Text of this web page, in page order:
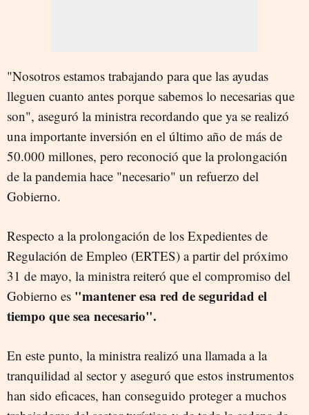
"Nosotros estamos trabajando para que las ayudas
lleguen cuanto antes porque sabemos lo necesarias que
son", aseguró la ministra recordando que ya se realizó
una importante inversión en el último año de más de
50.000 millones, pero reconoció que la prolongación
de la pandemia hace "necesario" un refuerzo del
Gobierno.
Respecto a la prolongación de los Expedientes de
Regulación de Empleo (ERTES) a partir del próximo
31 de mayo, la ministra reiteró que el compromiso del
Gobierno es "mantener esa red de seguridad el
tiempo que sea necesario".
En este punto, la ministra realizó una llamada a la
tranquilidad al sector y aseguró que estos instrumentos
han sido eficaces, han conseguido proteger a muchos